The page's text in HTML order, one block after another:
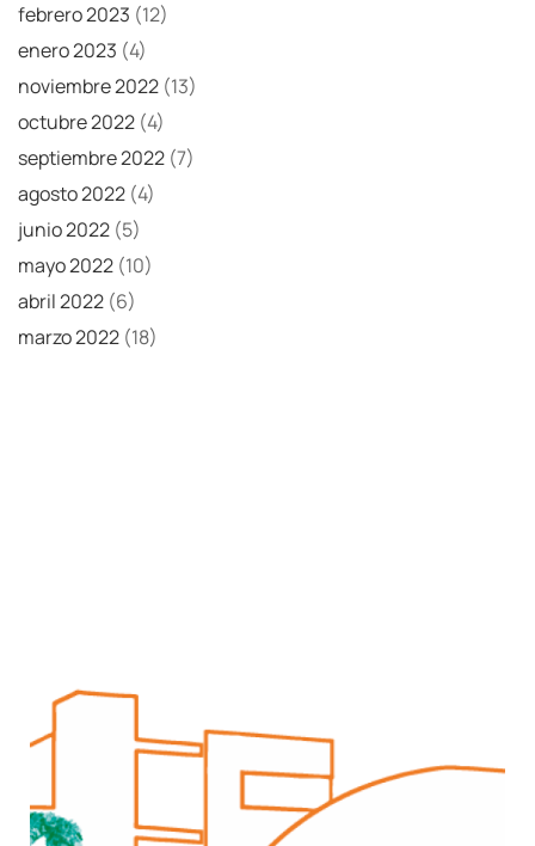
febrero 2023 (12)
enero 2023 (4)
noviembre 2022 (13)
octubre 2022 (4)
septiembre 2022 (7)
agosto 2022 (4)
junio 2022 (5)
mayo 2022 (10)
abril 2022 (6)
marzo 2022 (18)